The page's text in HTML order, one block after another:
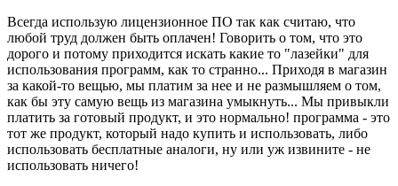
Всегда использую лицензионное ПО так как считаю, что
любой труд должен быть оплачен! Говорить о том, что это
дорого и потому приходится искать какие то "лазейки" для
использования программ, как то странно... Приходя в магазин
за какой-то вещью, мы платим за нее и не размышляем о том,
как бы эту самую вещь из магазина умыкнуть... Мы привыкли
платить за готовый продукт, и это нормально! программа - это
тот же продукт, который надо купить и использовать, либо
использовать бесплатные аналоги, ну или уж извините - не
использовать ничего!